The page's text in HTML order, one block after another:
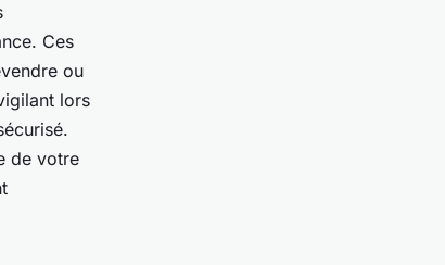
Ces
ou
lors
de votre